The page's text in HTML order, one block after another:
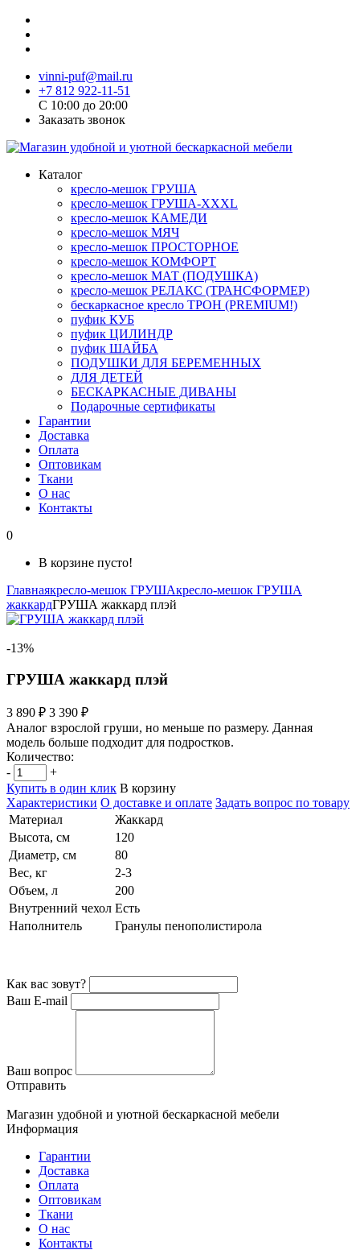
vinni-puf@mail.ru
+7 812 922-11-51
C 10:00 до 20:00
Заказать звонок
Каталог
кресло-мешок ГРУША
кресло-мешок ГРУША-XXXL
кресло-мешок КАМЕДИ
кресло-мешок МЯЧ
кресло-мешок ПРОСТОРНОЕ
кресло-мешок КОМФОРТ
кресло-мешок МАТ (ПОДУШКА)
кресло-мешок РЕЛАКС (ТРАНСФОРМЕР)
бескаркасное кресло ТРОН (PREMIUM!)
пуфик КУБ
пуфик ЦИЛИНДР
пуфик ШАЙБА
ПОДУШКИ ДЛЯ БЕРЕМЕННЫХ
ДЛЯ ДЕТЕЙ
БЕСКАРКАСНЫЕ ДИВАНЫ
Подарочные сертификаты
Гарантии
Доставка
Оплата
Оптовикам
Ткани
О нас
Контакты
0
В корзине пусто!
Главнаякресло-мешок ГРУШАкресло-мешок ГРУША
жаккардГРУША жаккард плэй
-13%
ГРУША жаккард плэй
3 890 ₽ 3 390 ₽
Аналог взрослой груши, но меньше по размеру. Данная
модель больше подходит для подростков.
Количество:
-
+
Купить в один клик В корзину
Характеристики О доставке и оплате Задать вопрос по товару
Материал
Жаккард
Высота, см
120
Диаметр, см
80
Вес, кг
2-3
Объем, л
200
Внутренний чехол Есть
Наполнитель
Гранулы пенополистирола
Как вас зовут?
Ваш E-mail
Ваш вопрос
Отправить
Магазин удобной и уютной бескаркасной мебели
Информация
Гарантии
Доставка
Оплата
Оптовикам
Ткани
О нас
Контакты